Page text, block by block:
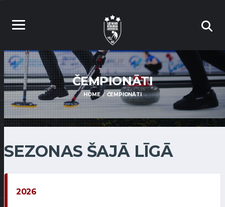
ČEMPIONĀTI
HOME ČEMPIONĀTI
SEZONAS ŠAJĀ LĪGĀ
2026